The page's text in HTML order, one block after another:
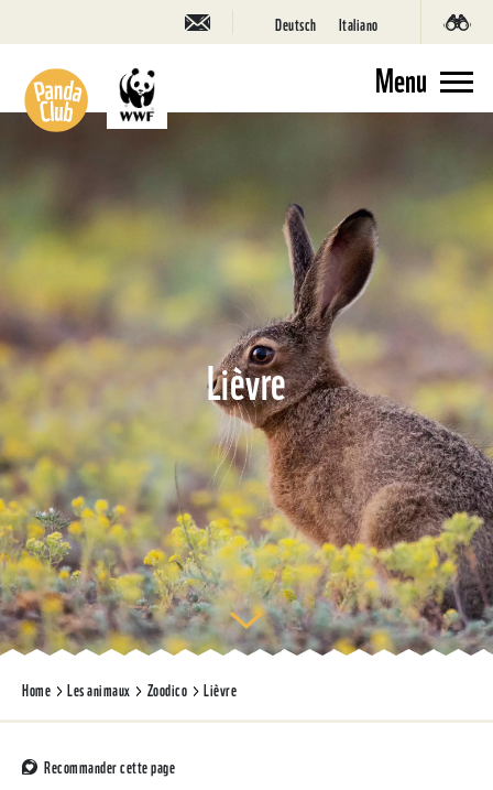
Deutsch Italiano
Menu
Lièvre
Home Les animaux Zoodico Lièvre
Recommander cette page